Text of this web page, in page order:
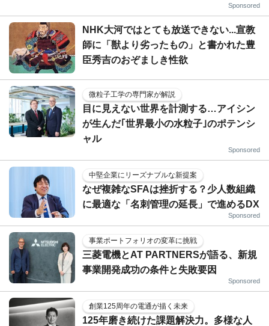
Sponsored
NHK大河ではとても放送できない...宣教
師に「獣より劣ったもの」と書かれた豊
臣秀吉のおぞましき性欲
微粒子工学の専門家が解説
目に見えない世界を計測する…アイシン
が生んだ｢世界最小の水粒子｣のポテンシ
ャル
Sponsored
中堅企業にリーズナブルな新提案
なぜ複雑なSFAは挫折する？少人数組織
に最適な「名刺管理の延長」で進めるDX
Sponsored
事業ポートフォリオの変革に挑戦
三菱電機とAT PARTNERSが語る、新規
事業開発成功の条件と失敗要因
Sponsored
創業125周年の電通が描く未来
125年磨き続けた課題解決力。多様な人